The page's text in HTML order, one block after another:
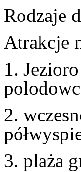
Rodzaje
Atrakcje
1.
2.
3. plaża